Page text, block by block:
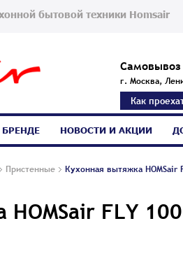
бытовой техники Homsair
Самовывоз
г. Москва,
Как
Пристенные Кухонная вытяжка HOMSair
FLY
НОВОСТИ И АКЦИИ